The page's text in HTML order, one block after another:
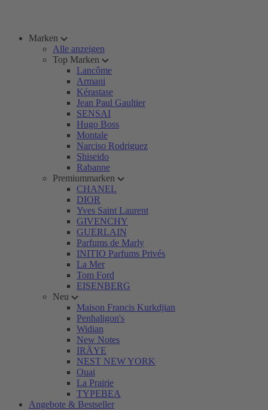
Marken
Alle anzeigen
Top Marken
Lancôme
Armani
Kérastase
Jean Paul Gaultier
SENSAI
Hugo Boss
Montale
Narciso Rodriguez
Shiseido
Rabanne
Premiummarken
CHANEL
DIOR
Yves Saint Laurent
GIVENCHY
GUERLAIN
Parfums de Marly
INITIO Parfums Privés
La Mer
Tom Ford
EISENBERG
Neu
Maison Francis Kurkdjian
Penhaligon's
Widian
New Notes
IRÄYE
NEST NEW YORK
Ouai
La Prairie
TYPEBEA
Angebote & Bestseller